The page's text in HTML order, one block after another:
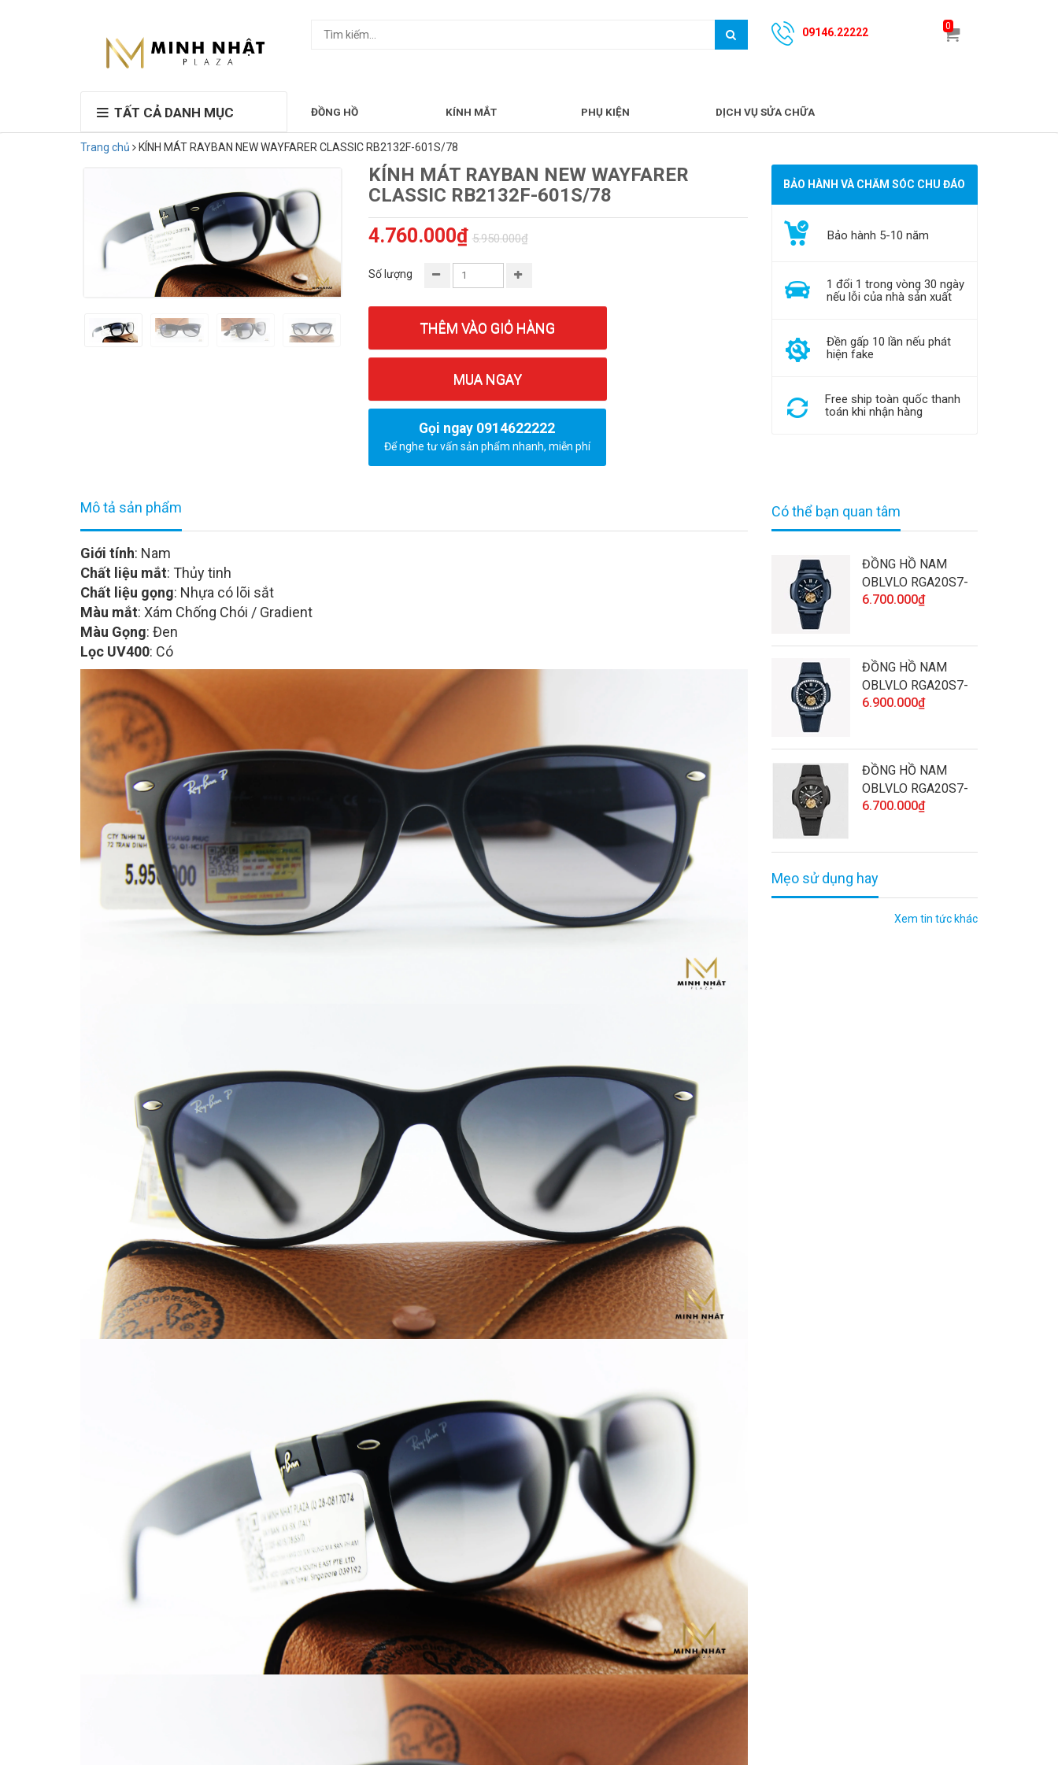
09146.22222
0
TẤT CẢ DANH MỤC ĐỒNG HỒ KÍNH MẮT PHỤ KIỆN DỊCH VỤ SỬA CHỮA
Trang chủ KÍNH MÁT RAYBAN NEW WAYFARER CLASSIC RB2132F-601S/78
KÍNH MÁT RAYBAN NEW WAYFARER
CLASSIC RB2132F-601S/78
4.760.000₫ 5.950.000₫
Số lượng
THÊM VÀO GIỎ HÀNG
MUA NGAY
Gọi ngay 0914622222
Để nghe tư vấn sản phẩm nhanh, miễn phí
BẢO HÀNH VÀ CHĂM SÓC CHU ĐÁO
Bảo hành 5-10 năm
1 đổi 1 trong vòng 30 ngày
nếu lỗi của nhà sản xuất
Đền gấp 10 lần nếu phát
hiện fake
Free ship toàn quốc thanh
toán khi nhận hàng
Mô tả sản phẩm
Giới tính: Nam
Chất liệu mắt: Thủy tinh
Chất liệu gọng: Nhựa có lõi sắt
Màu mắt: Xám Chống Chói / Gradient
Màu Gọng: Đen
Lọc UV400: Có
Có thể bạn quan tâm
ĐỒNG HỒ NAM
OBLVLO RGA20S7-
SLLL CHÍNH HÃNG
6.700.000₫
ĐỒNG HỒ NAM
OBLVLO RGA20S7-
D-SLLL CHÍNH
6.900.000₫
ĐỒNG HỒ NAM
OBLVLO RGA20S7-
BBBL CHÍNH HÃNG
6.700.000₫
Mẹo sử dụng hay
Xem tin tức khác